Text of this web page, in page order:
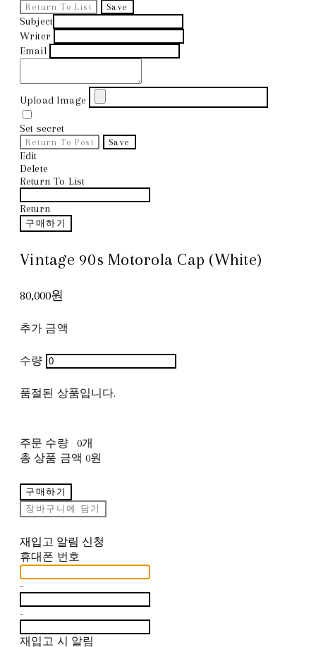
Return To List Save
Subject
Writer
Email
Upload Image
Set secret
Return To Post Save
Edit
Delete
Return To List
Return
구매하기
Vintage 90s Motorola Cap (White)
80,000원
추가 금액
수량
품절된 상품입니다.
주문 수량
0개
총 상품 금액 0원
구매하기
장바구니에 담기
재입고 알림 신청
휴대폰 번호
-
-
재입고 시 알림